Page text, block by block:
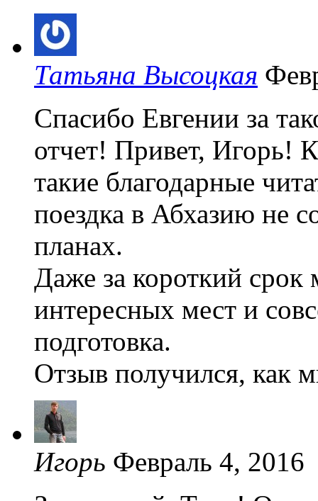
Татьяна Высоцкая
Спасибо Евгении за
отчет! Привет, Игорь!
такие благодарные
поездка в Абхазию не
планах.
Даже за короткий
интересных мест и
подготовка.
Отзыв получился, как
Игорь Февраль 4, 2016